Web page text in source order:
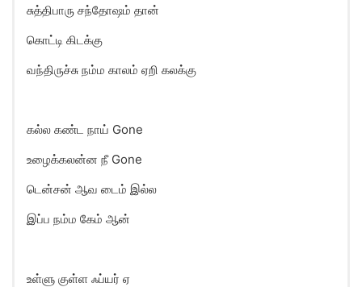
சுத்திபாரு சந்தோஷம் தான்
கொட்டி கிடக்கு
வந்திருச்சு நம்ம காலம் ஏறி கலக்கு
கல்ல கண்ட நாய் Gone
உழைக்கலன்ன நீ Gone
டென்சன் ஆவ டைம் இல்ல
இப்ப நம்ம கேம் ஆன்
உள்ளு குள்ள ஃப்யர் ஏ